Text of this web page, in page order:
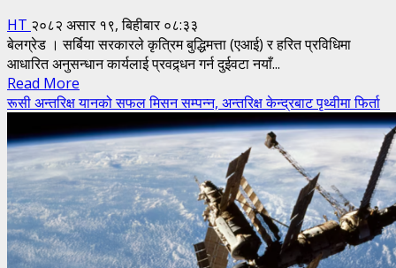
HT २०८२ असार १९, बिहीबार ०८:३३
बेलग्रेड । सर्बिया सरकारले कृत्रिम बुद्धिमत्ता (एआई) र हरित प्रविधिमा
आधारित अनुसन्धान कार्यलाई प्रवद्र्धन गर्न दुईवटा नयाँ...
Read More
more
एआई
र
हरित
विकासमा
सर्बियाको
ऐतिहासिक
लगानी
रूसी अन्तरिक्ष यानको सफल मिसन सम्पन्न, अन्तरिक्ष केन्द्रबाट पृथ्वीमा फिर्ता